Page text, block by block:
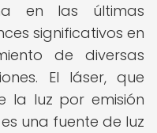
en las últimas
significativos en
de diversas
El láser, que
la luz por emisión
una fuente de luz